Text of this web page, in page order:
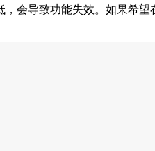
会导致功能失效。如果希